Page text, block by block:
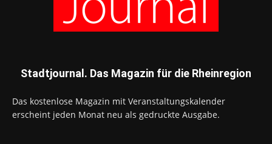
Stadtjournal. Das Magazin für die Rheinregion
Das kostenlose Magazin mit Veranstaltungskalender
erscheint jeden Monat neu als gedruckte Ausgabe.